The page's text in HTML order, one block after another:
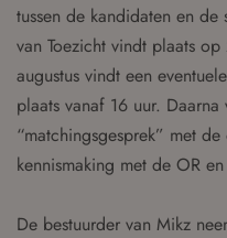
tussen de kandidaten en de
van Toezicht vindt plaats
augustus vindt een
plaats vanaf 16 uur.
“matchingsgesprek” met
kennismaking met de OR
De bestuurder van Mikz